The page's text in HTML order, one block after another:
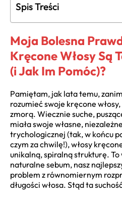
Spis Treści
Moja Bolesna
Kręcone Włosy Są
(i Jak Im Pomóc)?
Pamiętam, jak lata temu,
rozumieć swoje kręcone
zmorą. Wiecznie suche,
miała swoje własne,
trychologicznej (tak, w końcu
czym za chwilę!), włosy
unikalną, spiralną strukturę. To
naturalne sebum, nasz
problem z równomiernym
długości włosa. Stąd ta